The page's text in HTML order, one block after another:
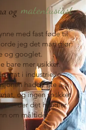
og matentusiast
med fast føde til
jeg det man gjør:
og googlet.
bare mer usikker.
mat i industrielle
hadde lite å si
og ingen snakket
— der det handler
om måltider.